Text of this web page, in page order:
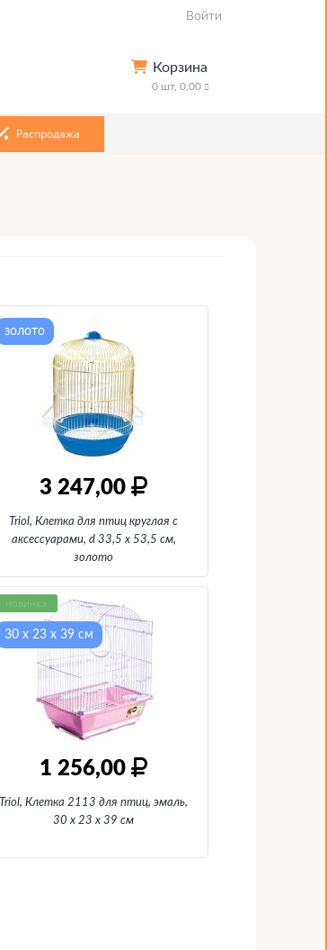
Войти
Корзина
0 шт, 0,00
Распродажа
3 247,00
золото
Triol, Клетка для птиц круглая с
аксессуарами, d 33,5 х 53,5 см,
золото
новинка
1 256,00
30 х 23 х 39 см
Triol, Клетка 2113 для птиц, эмаль,
30 х 23 х 39 см